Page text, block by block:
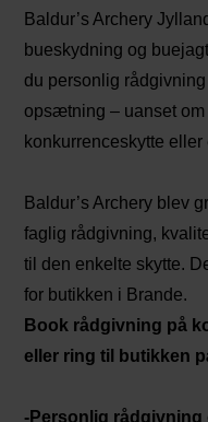
Baldur’s Archery
bueskydning og
du personlig
opsætning – uanset om
konkurrenceskytte
Baldur’s Archery blev
faglig rådgivning,
til den enkelte skytte.
for butikken i Brande.
Book rådgivning på
eller ring til butikken
-Personlig rådgivning